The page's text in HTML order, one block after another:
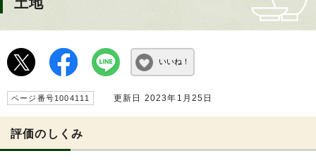
いいね！
ページ番号1004111 更新日 2023年1月25日
評価のしくみ